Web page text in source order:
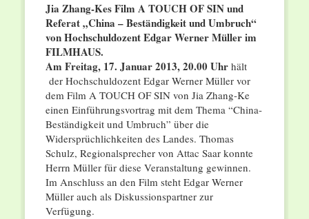
Jia Zhang-Kes Film A TOUCH OF SIN und
Referat „China – Beständigkeit und Umbruch“
von Hochschuldozent Edgar Werner Müller im
FILMHAUS.
Am Freitag, 17. Januar 2013, 20.00 Uhrhält
der Hochschuldozent Edgar Werner Müller vor
dem Film A TOUCH OF SIN von Jia Zhang-Ke
einen Einführungsvortrag mit dem Thema “China-
Beständigkeit und Umbruch” über die
Widersprüchlichkeiten des Landes. Thomas
Schulz, Regionalsprecher von Attac Saar konnte
Herrn Müller für diese Veranstaltung gewinnen.
Im Anschluss an den Film steht Edgar Werner
Müller auch als Diskussionspartner zur
Verfügung.